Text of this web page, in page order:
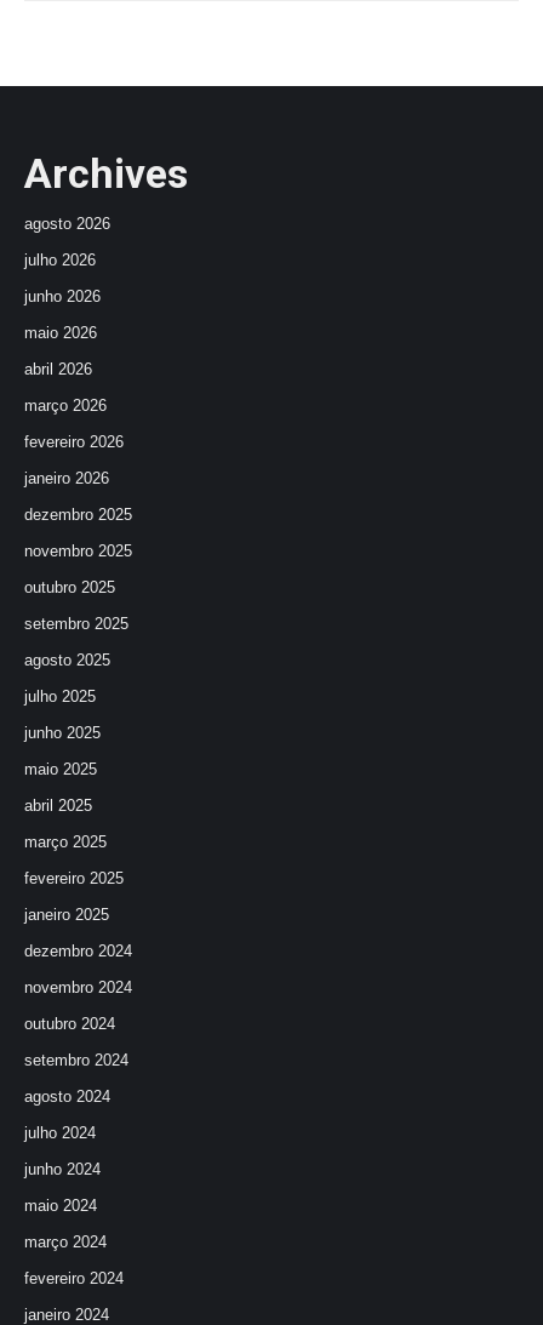
Archives
agosto 2026
julho 2026
junho 2026
maio 2026
abril 2026
março 2026
fevereiro 2026
janeiro 2026
dezembro 2025
novembro 2025
outubro 2025
setembro 2025
agosto 2025
julho 2025
junho 2025
maio 2025
abril 2025
março 2025
fevereiro 2025
janeiro 2025
dezembro 2024
novembro 2024
outubro 2024
setembro 2024
agosto 2024
julho 2024
junho 2024
maio 2024
março 2024
fevereiro 2024
janeiro 2024